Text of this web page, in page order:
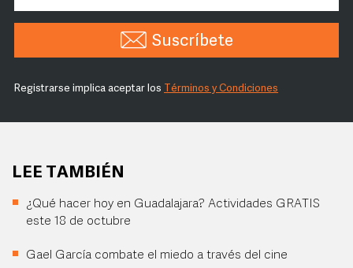
Suscríbete
Registrarse implica aceptar los Términos y Condiciones
LEE TAMBIÉN
¿Qué hacer hoy en Guadalajara? Actividades GRATIS
este 18 de octubre
Gael García combate el miedo a través del cine